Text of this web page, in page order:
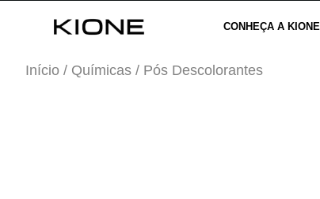
CONHEÇA A KIONE
Início / Químicas / Pós Descolorantes